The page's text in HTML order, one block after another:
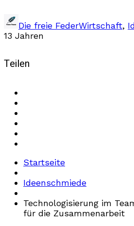
Die freie FederWirtschaft,
13 Jahren
Teilen
Startseite
Ideenschmiede
Technologisierung im
für die Zusammenarbeit